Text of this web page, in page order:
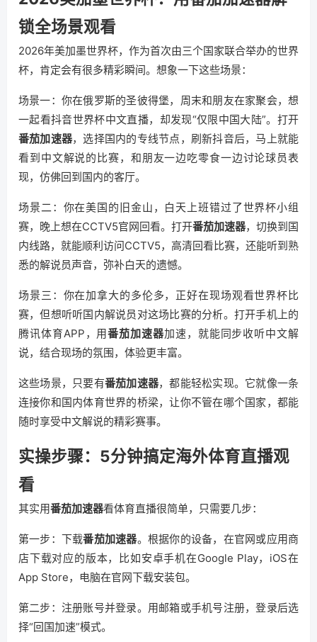
锁全场景观看
2026年美加墨世界杯，作为首次由三个国家联合举办的世界
杯，肯定会有很多精彩瞬间。想象一下这些场景：
场景一：你在俄罗斯的圣彼得堡，周末和朋友在家聚会，想
一起看抖音世界杯中文直播，却发现“仅限中国大陆”。打开
番茄加速器，选择国内的专线节点，刷新抖音后，马上就能
看到中文解说的比赛，和朋友一边吃零食一边讨论球员表
现，仿佛回到国内的客厅。
场景二：你在美国的旧金山，白天上班错过了世界杯小组
赛，晚上想在CCTV5官网回看。打开番茄加速器，切换到国
内线路，就能顺利访问CCTV5，高清回看比赛，还能听到熟
悉的解说员声音，弥补白天的遗憾。
场景三：你在加拿大的多伦多，正好在现场观看世界杯比
赛，但想听听国内解说员对这场比赛的分析。打开手机上的
腾讯体育APP，用番茄加速器加速，就能同步收听中文解
说，结合现场的氛围，体验更丰富。
这些场景，只要有番茄加速器，都能轻松实现。它就像一条
连接你和国内体育世界的桥梁，让你不管在哪个国家，都能
随时享受中文解说的精彩赛事。
实操步骤：5分钟搞定海外体育直播观
看
其实用番茄加速器看体育直播很简单，只需要几步：
第一步：下载番茄加速器。根据你的设备，在官网或应用商
店下载对应的版本，比如安卓手机在Google Play，iOS在
App Store，电脑在官网下载安装包。
第二步：注册账号并登录。用邮箱或手机号注册，登录后选
择“回国加速”模式。